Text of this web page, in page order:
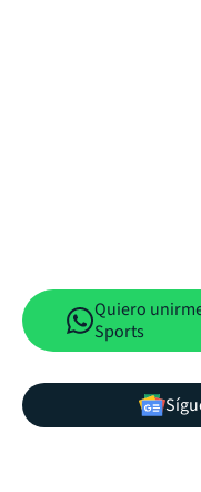
Quiero
Sports